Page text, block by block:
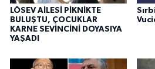
LÖSEV AİLESİ PİKNİKTE
BULUŞTU, ÇOCUKLAR
KARNE SEVİNCİNİ DOYASIYA
YAŞADI